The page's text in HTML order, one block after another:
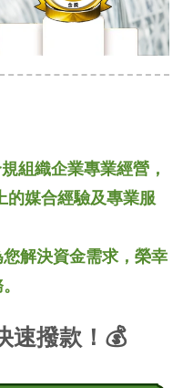
組織企業專業經營，
的媒合經驗及專業服
解決資金需求，榮幸
速撥款！💰